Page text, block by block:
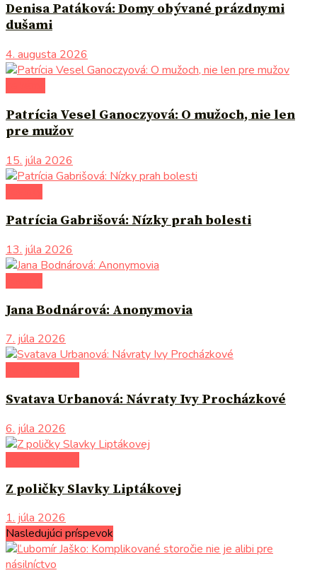
Denisa Patáková: Domy obývané prázdnymi
dušami
4. augusta 2026
Patrícia Vesel Ganoczyová: O mužoch, nie len
pre mužov
15. júla 2026
Patrícia Gabrišová: Nízky prah bolesti
13. júla 2026
Jana Bodnárová: Anonymovia
7. júla 2026
Svatava Urbanová: Návraty Ivy Procházkové
6. júla 2026
Z poličky Slavky Liptákovej
1. júla 2026
Nasledujúci príspevok